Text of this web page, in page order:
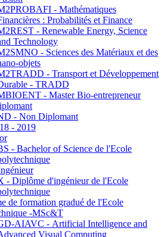
- Mathématiques
: Probabilités et Finance
- Renewable Energy, Science
Technology
- Sciences des Matériaux et des
objets
- Transport et Développement
- TRADD
- Master Bio-entrepreneur
- Non Diplomant
- 2019
- Bachelor of Science de l'Ecole
- Diplôme d'ingénieur de l'Ecole
de formation gradué de l'Ecole
-MSc&T
AIAVC - Artificial Intelligence and
Visual Computing